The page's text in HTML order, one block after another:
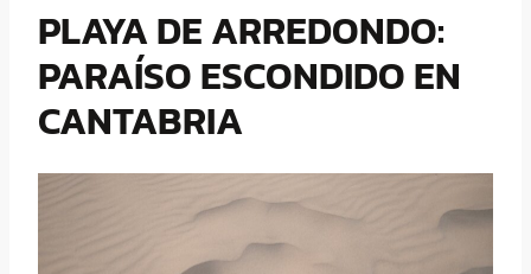
PLAYA DE ARREDONDO:
PARAÍSO ESCONDIDO EN
CANTABRIA